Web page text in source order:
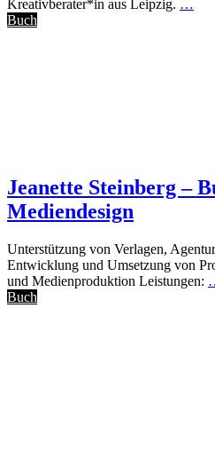
Kreativberater*in aus Leipzig. …
Buch
Jeanette Steinberg –
Mediendesign
Unterstützung von Verlagen,
Entwicklung und Umsetzung von
und Medienproduktion Leistungen:
Buch